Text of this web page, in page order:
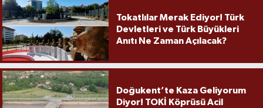
Tokatlılar Merak Ediyor! Türk
Devletleri ve Türk Büyükleri
Anıtı Ne Zaman Açılacak?
Doğukent’te Kaza Geliyorum
Diyor! TOKİ Köprüsü Acil